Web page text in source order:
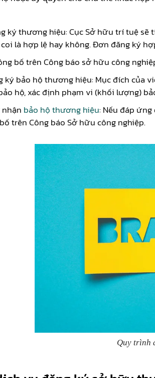
ký thương hiệu: Cục Sở hữu trí tuệ
là hợp lệ hay không. Đơn đăng ký
bố trên Công báo sở hữu công
bảo hộ thương hiệu: Mục đích của
hộ, xác định phạm vi (khối lượng)
bảo hộ thương hiệu: Nếu đáp
trên Công báo Sở hữu công nghiệp.
Quy trình